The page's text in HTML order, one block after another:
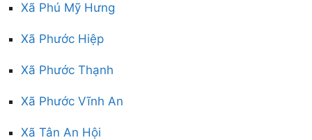
Xã Phú Mỹ Hưng
Xã Phước Hiệp
Xã Phước Thạnh
Xã Phước Vĩnh An
Xã Tân An Hội